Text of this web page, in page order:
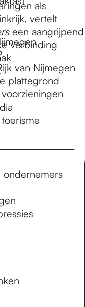
van Nijmegen
plattegrond
ondernemers
als
vertelt
een aangrijpend
verbinding